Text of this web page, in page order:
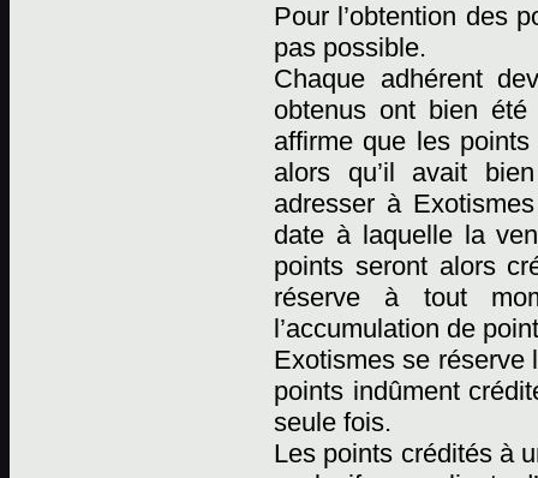
Pour l’obtention des
pas possible.
Chaque adhérent
obtenus ont bien
affirme que les
alors qu’il avait
adresser à
date à laquelle la
points seront alors
réserve à tout
l’accumulation de
Exotismes se réserve
points indûment
seule fois.
Les points crédités à